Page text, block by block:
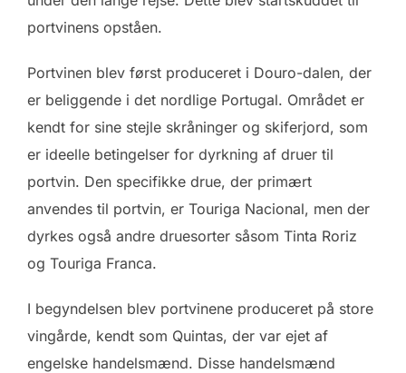
portvinens opståen.
Portvinen blev først produceret i Douro-dalen, der
er beliggende i det nordlige Portugal. Området er
kendt for sine stejle skråninger og skiferjord, som
er ideelle betingelser for dyrkning af druer til
portvin. Den specifikke drue, der primært
anvendes til portvin, er Touriga Nacional, men der
dyrkes også andre druesorter såsom Tinta Roriz
og Touriga Franca.
I begyndelsen blev portvinene produceret på store
vingårde, kendt som Quintas, der var ejet af
engelske handelsmænd. Disse handelsmænd